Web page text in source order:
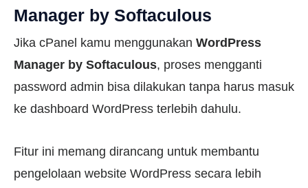
Manager by Softaculous
Jika cPanel kamu menggunakan WordPress
Manager by Softaculous, proses mengganti
password admin bisa dilakukan tanpa harus masuk
ke dashboard WordPress terlebih dahulu.
Fitur ini memang dirancang untuk membantu
pengelolaan website WordPress secara lebih